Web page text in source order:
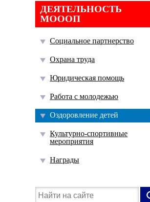
ДЕЯТЕЛЬНОСТЬ
МОООП
Социальное партнерство
Охрана труда
Юридическая помощь
Работа с молодежью
Оздоровление детей
Культурно-спортивные
мероприятия
Награды